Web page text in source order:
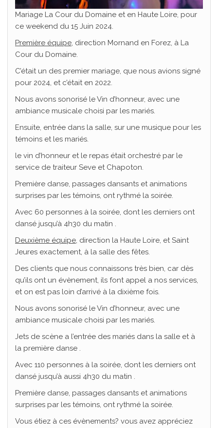
Mariage La Cour du Domaine et en Haute Loire, pour
ce weekend du 15 Juin 2024.
Première équipe, direction Mornand en Forez, à La
Cour du Domaine.
C’était un des premier mariage, que nous avions signé
pour 2024, et c’était en 2022.
Nous avons sonorisé le Vin d’honneur, avec une
ambiance musicale choisi par les mariés.
Ensuite, entrée dans la salle, sur une musique pour les
témoins et les mariés.
le vin d’honneur et le repas était orchestré par le
service de traiteur Seve et Chapoton.
Première danse, passages dansants et animations
surprises par les témoins, ont rythmé la soirée.
Avec 60 personnes à la soirée, dont les derniers ont
dansé jusqu’à 4h30 du matin .
Deuxième équipe, direction la Haute Loire, et Saint
Jeures exactement, à la salle des fêtes.
Des clients que nous connaissons très bien, car dès
qu’ils ont un évènement, ils font appel a nos services,
et on est pas loin d’arrivé à la dixième fois.
Nous avons sonorisé le Vin d’honneur, avec une
ambiance musicale choisi par les mariés.
Jets de scène a l’entrée des mariés dans la salle et à
la première danse .
Avec 110 personnes à la soirée, dont les derniers ont
dansé jusqu’à aussi 4h30 du matin .
Première danse, passages dansants et animations
surprises par les témoins, ont rythmé la soirée.
Vous étiez à ces évènements? vous avez appréciez